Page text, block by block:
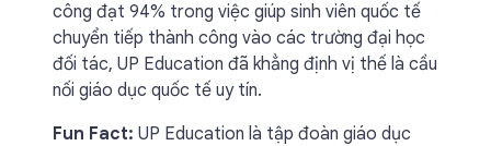
công đạt 94% trong việc giúp sinh viên quốc tế
chuyển tiếp thành công vào các trường đại học
đối tác, UP Education đã khẳng định vị thế là cầu
nối giáo dục quốc tế uy tín.
Fun Fact: UP Education là tập đoàn giáo dục